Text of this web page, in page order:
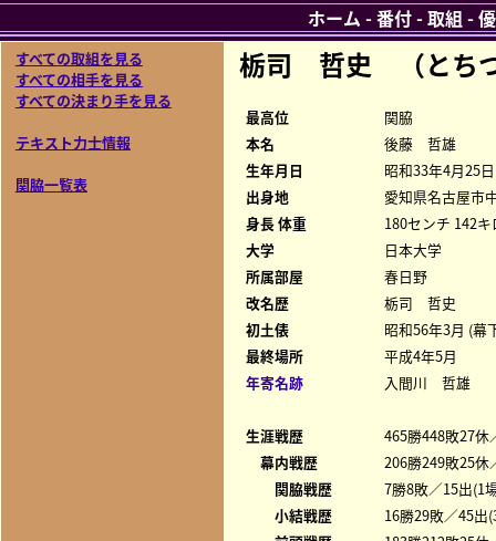
すべての取組を見る
すべての相手を見る
すべての決まり手を見る
テキスト力士情報
関脇一覧表
栃司 哲史 （とち
最高位
関脇
本名
後藤 哲雄
生年月日
昭和33年4月25日
出身地
愛知県名古屋市
身長 体重
180センチ 142キ
大学
日本大学
所属部屋
春日野
改名歴
栃司 哲史
初土俵
昭和56年3月 (幕
最終場所
平成4年5月
年寄名跡
入間川 哲雄
生涯戦歴
465勝448敗27休
幕内戦歴
206勝249敗25休
関脇戦歴
7勝8敗／15出(1
小結戦歴
16勝29敗／45出
ホーム -番付-取組 -